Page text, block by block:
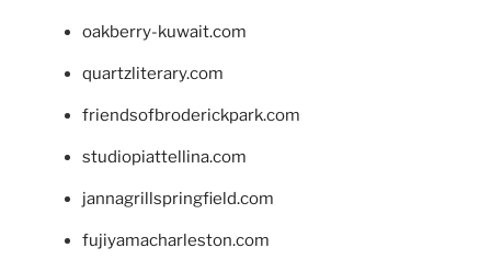
oakberry-kuwait.com
quartzliterary.com
friendsofbroderickpark.com
studiopiattellina.com
jannagrillspringfield.com
fujiyamacharleston.com